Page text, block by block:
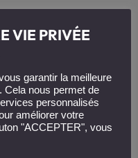
VIE PRIVÉE
garantir la meilleure
Cela nous permet de
personnalisés
améliorer votre
"ACCEPTER", vous